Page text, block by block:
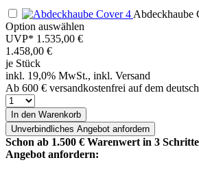
Abdeckhaube
Option auswählen
UVP* 1.535,00 €
1.458,00 €
je Stück
inkl. 19,0% MwSt., inkl. Versand
Ab 600 € versandkostenfrei auf dem
In den Warenkorb
Unverbindliches Angebot anfordern
Schon ab 1.500 € Warenwert in 3
Angebot anfordern: